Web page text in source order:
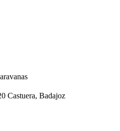
Castuera, Badajoz